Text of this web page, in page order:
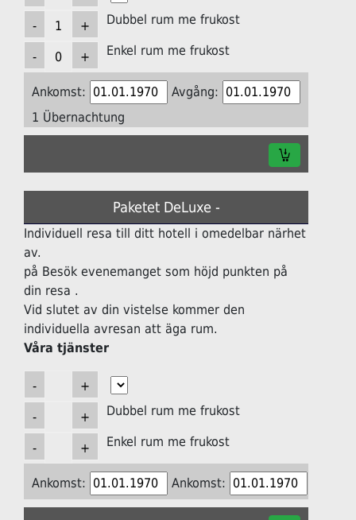
Dubbel rum me frukost
Enkel rum me frukost
Ankomst:
Avgång:
1 Übernachtung
Paketet DeLuxe -
Individuell resa till ditt hotell i omedelbar närhet
av.
på Besök evenemanget som höjd punkten på
din resa .
Vid slutet av din vistelse kommer den
individuella avresan att äga rum.
Våra tjänster
Dubbel rum me frukost
Enkel rum me frukost
Ankomst: Ankomst: